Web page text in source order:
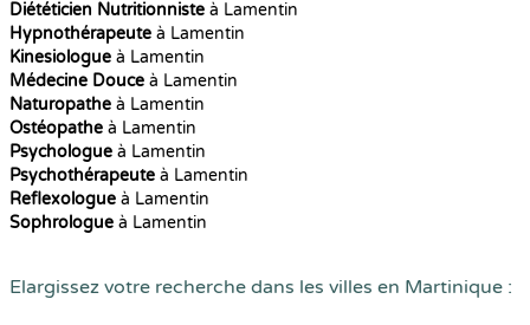
Diététicien Nutritionniste à Lamentin
Hypnothérapeute à Lamentin
Kinesiologue à Lamentin
Médecine Douce à Lamentin
Naturopathe à Lamentin
Ostéopathe à Lamentin
Psychologue à Lamentin
Psychothérapeute à Lamentin
Reflexologue à Lamentin
Sophrologue à Lamentin
Elargissez votre recherche dans les villes en Martinique :